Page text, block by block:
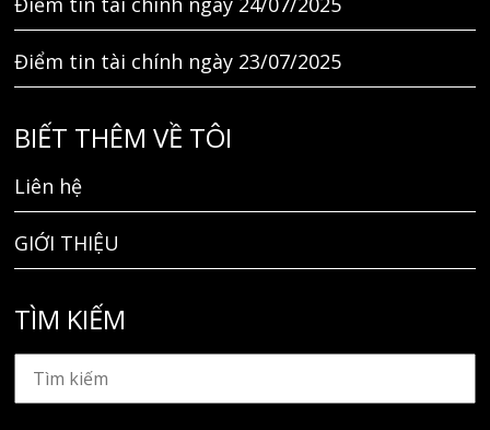
Điểm tin tài chính ngày 23/07/2025
BIẾT THÊM VỀ TÔI
Liên hệ
GIỚI THIỆU
TÌM KIẾM